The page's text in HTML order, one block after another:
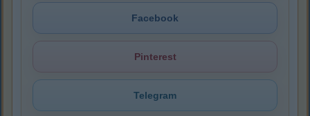
Facebook
Pinterest
Telegram